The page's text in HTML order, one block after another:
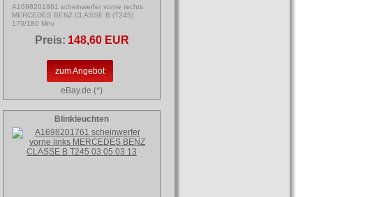
A1698201861 scheinwerfer vorne rechts
MERCEDES BENZ CLASSE B (T245)
170/180 Mnv
Preis: 148,60 EUR
zum Angebot
eBay.de (*)
Blinkleuchten